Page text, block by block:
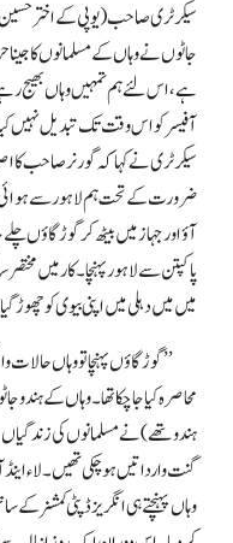
سیکرٹری صاحب (یوپی کے اختر
جاٹوں نے وہاں کے مسلمانوں کا
ہے، اس لئے ہم تمہیں وہاں بھیج
آفیسر کو اس وقت تک تبدیل نہیں
سیکرٹری نے کہا کہ گورنر صاحب کا
ضرورت کے تحت ہم لاہور سے ہوائی
آؤ اور جہاز میں بیٹھ کر گوڑ گاؤں
پاکپتن سے لاہور پہنچا۔ کار میں
میں میں دہلی میں اپنی بیوی کو چھوڑ
’’گوڑ گاؤں پہنچا تو وہاں
محاصرہ کیا جا چکا تھا۔ وہاں کے
ہندو تھے) نے مسلمانوں کی
گنت وارداتیں ہو چکی تھیں۔ لاء
وہاں پہنچتے ہی انگریز ڈپٹی کمشنر